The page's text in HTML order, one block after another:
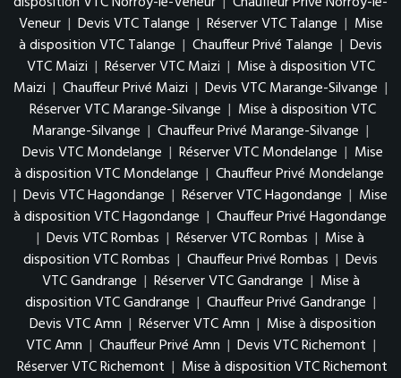
Veneur | Devis VTC Talange | Réserver VTC Talange | Mise
à disposition VTC Talange | Chauffeur Privé Talange | Devis
VTC Maizi | Réserver VTC Maizi | Mise à disposition VTC
Maizi | Chauffeur Privé Maizi | Devis VTC Marange-Silvange |
Réserver VTC Marange-Silvange | Mise à disposition VTC
Marange-Silvange | Chauffeur Privé Marange-Silvange |
Devis VTC Mondelange | Réserver VTC Mondelange | Mise
à disposition VTC Mondelange | Chauffeur Privé Mondelange
| Devis VTC Hagondange | Réserver VTC Hagondange | Mise
à disposition VTC Hagondange | Chauffeur Privé Hagondange
| Devis VTC Rombas | Réserver VTC Rombas | Mise à
disposition VTC Rombas | Chauffeur Privé Rombas | Devis
VTC Gandrange | Réserver VTC Gandrange | Mise à
disposition VTC Gandrange | Chauffeur Privé Gandrange |
Devis VTC Amn | Réserver VTC Amn | Mise à disposition
VTC Amn | Chauffeur Privé Amn | Devis VTC Richemont |
Réserver VTC Richemont | Mise à disposition VTC Richemont